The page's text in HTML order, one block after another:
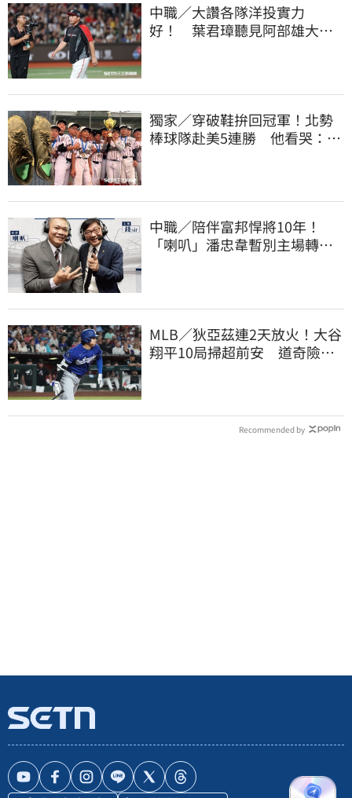
中職／大讚各隊洋投實力
好！ 葉君璋聽見阿部雄大被
獨家／穿破鞋拚回冠軍！北勢
棒球隊赴美5連勝 他看哭：台
中職／陪伴富邦悍將10年！
「喇叭」潘忠韋暫別主場轉
MLB／狄亞茲連2天放火！大谷
翔平10局掃超前安 道奇險逃9
Recommended by